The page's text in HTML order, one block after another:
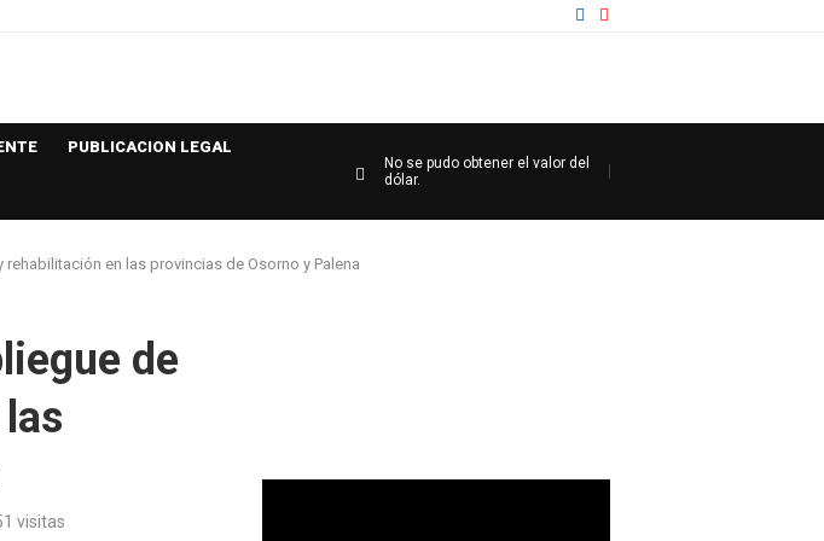
PUBLICACION LEGAL
No se pudo obtener el valor del
dólar.
en las provincias de Osorno y Palena
de
visitas